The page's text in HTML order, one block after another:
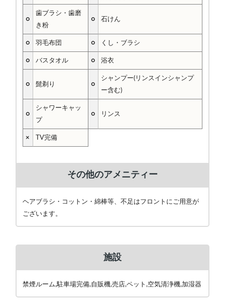
○
歯ブラシ・歯磨
き粉
○ 石けん
○ 羽毛布団 ○ くし・ブラシ
○ バスタオル ○ 浴衣
○ 髭剃り ○
シャンプー(リンスインシャンプ
ー含む)
○
シャワーキャッ
プ
○ リンス
× TV完備
その他のアメニティー
ヘアブラシ・コットン・綿棒等、不足はフロントにご用意が
ございます。
施設
禁煙ルーム,駐車場完備,自販機,売店,ペット,空気清浄機,加湿器